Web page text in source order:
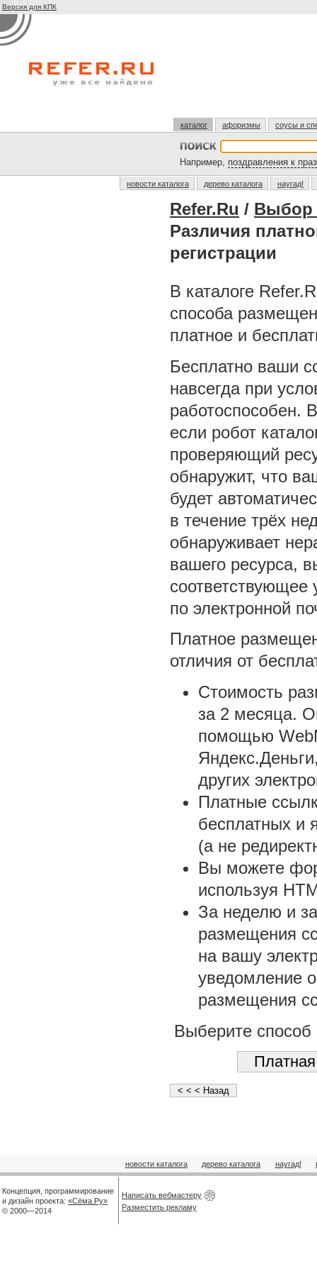
Версия для КПК
каталог афоризмы соусы и
Например, поздравления к
новости каталога дерево каталога наугад!
Refer.Ru / Выбор
Различия
регистрации
В каталоге
способа
платное и
Бесплатно ваши
навсегда при
работоспособен.
если робот
проверяющий
обнаружит, что
будет
в течение трёх
обнаруживает
вашего ресурса,
соответствующее
по электронной
Платное
отличия от
Стоимость
за 2 месяца.
помощью
других
Платные
бесплатных и
(а не
Вы можете
используя
За неделю и
размещения
на вашу
уведомление
размещения
Выберите способ
новости каталога дерево каталога наугад!
Концепция, программирование
и дизайн проекта: «Сёма.Ру»
© 2000—2014
Написать вебмастеру
Разместить рекламу